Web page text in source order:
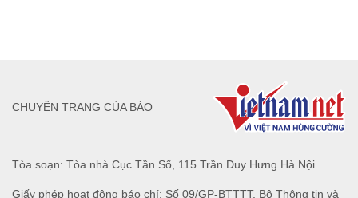
Tòa soạn: Tòa nhà Cục Tần Số, 115 Trần Duy Hưng Hà Nội
Giấy phép hoạt động báo chí: Số 09/GP-BTTTT, Bộ Thông tin và
CHUYÊN TRANG CỦA BÁO